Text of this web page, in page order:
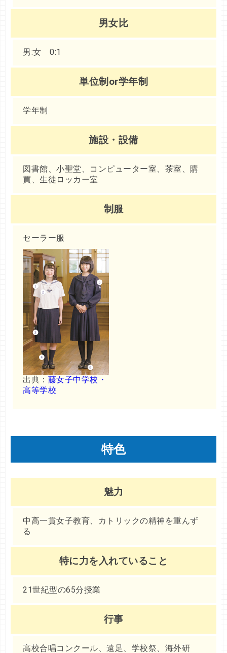
男女比
男:女 0:1
単位制or学年制
学年制
施設・設備
図書館、小聖堂、コンピューター室、茶室、購
買、生徒ロッカー室
制服
セーラー服
出典： 藤女子中学校・
高等学校
特色
魅力
中高一貫女子教育、カトリックの精神を重んず
る
特に力を入れていること
21世紀型の65分授業
行事
高校合唱コンクール、遠足、学校祭、海外研